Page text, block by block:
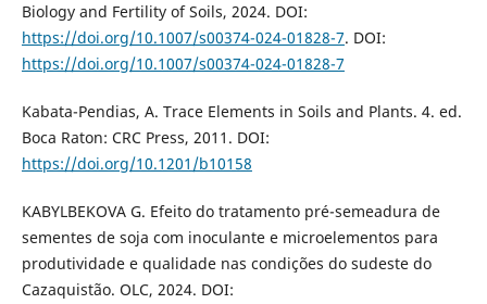
Biology and Fertility of Soils, 2024. DOI:
https://doi.org/10.1007/s00374-024-01828-7. DOI:
https://doi.org/10.1007/s00374-024-01828-7
Kabata-Pendias, A. Trace Elements in Soils and Plants. 4. ed.
Boca Raton: CRC Press, 2011. DOI:
https://doi.org/10.1201/b10158
KABYLBEKOVA G. Efeito do tratamento pré-semeadura de
sementes de soja com inoculante e microelementos para
produtividade e qualidade nas condições do sudeste do
Cazaquistão. OLC, 2024. DOI: